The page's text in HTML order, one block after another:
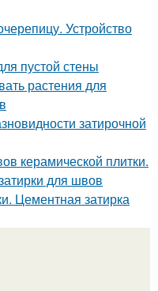
Устройство
пустой стены
растения для
затирочной
керамической плитки.
для швов
Цементная затирка